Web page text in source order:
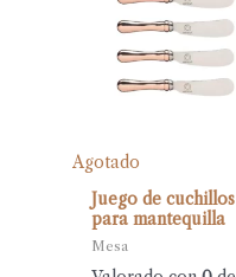
Agotado
Juego de cuchillos
para mantequilla
Mesa